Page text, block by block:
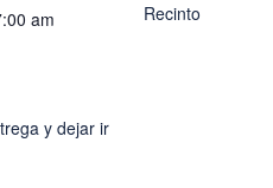
am
y dejar ir
Recinto